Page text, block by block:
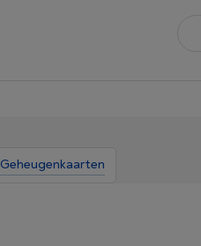
Geheugenkaarten